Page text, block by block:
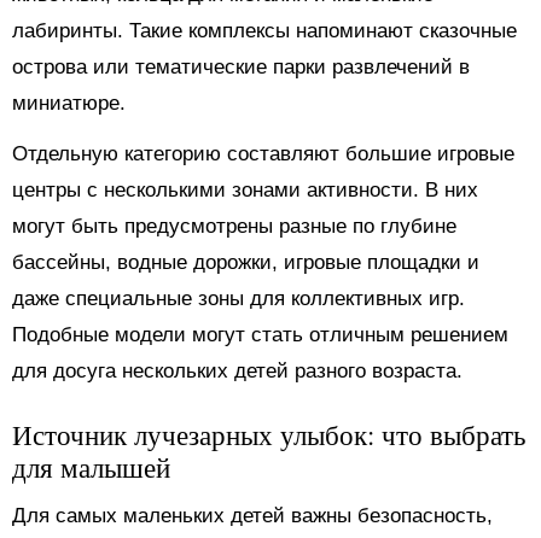
лабиринты. Такие комплексы напоминают сказочные
острова или тематические парки развлечений в
миниатюре.
Отдельную категорию составляют большие игровые
центры с несколькими зонами активности. В них
могут быть предусмотрены разные по глубине
бассейны, водные дорожки, игровые площадки и
даже специальные зоны для коллективных игр.
Подобные модели могут стать отличным решением
для досуга нескольких детей разного возраста.
Источник лучезарных улыбок: что выбрать
для малышей
Для самых маленьких детей важны безопасность,